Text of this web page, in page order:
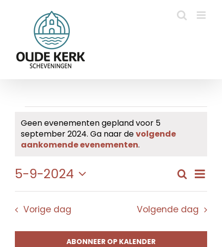
Evenementen
in
5
september
2024
Bericht
Geen evenementen gepland voor 5
september 2024. Ga naar devolgende
aankomende evenementen.
en
Zoeken
Dag
5-9-2024
Selecteer
datum.
Vorige dag Volgende dag
ABONNEER OP KALENDER